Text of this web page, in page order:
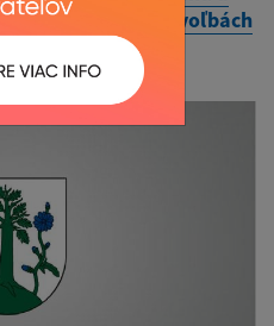
okrsku vo voľbách